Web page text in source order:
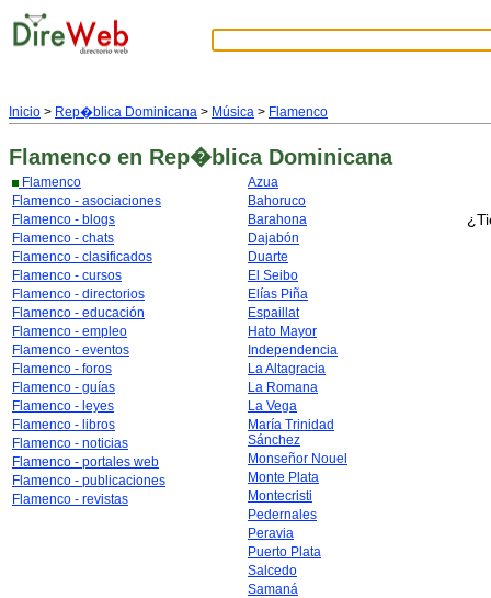
Inicio > Rep�blica Dominicana > Música > Flamenco
Flamenco en Rep�blica Dominicana
Flamenco
Flamenco - asociaciones
Flamenco - blogs
Flamenco - chats
Flamenco - clasificados
Flamenco - cursos
Flamenco - directorios
Flamenco - educación
Flamenco - empleo
Flamenco - eventos
Flamenco - foros
Flamenco - guías
Flamenco - leyes
Flamenco - libros
Flamenco - noticias
Flamenco - portales web
Flamenco - publicaciones
Flamenco - revistas
Azua
Bahoruco
Barahona
Dajabón
Duarte
El Seibo
Elías Piña
Espaillat
Hato Mayor
Independencia
La Altagracia
La Romana
La Vega
María Trinidad
Sánchez
Monseñor Nouel
Monte Plata
Montecristi
Pedernales
Peravia
Puerto Plata
Salcedo
Samaná